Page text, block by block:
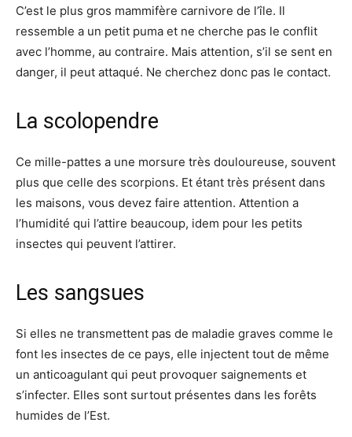
C’est le plus gros mammifère carnivore de l’île. Il
ressemble a un petit puma et ne cherche pas le conflit
avec l’homme, au contraire. Mais attention, s’il se sent en
danger, il peut attaqué. Ne cherchez donc pas le contact.
La scolopendre
Ce mille-pattes a une morsure très douloureuse, souvent
plus que celle des scorpions. Et étant très présent dans
les maisons, vous devez faire attention. Attention a
l’humidité qui l’attire beaucoup, idem pour les petits
insectes qui peuvent l’attirer.
Les sangsues
Si elles ne transmettent pas de maladie graves comme le
font les insectes de ce pays, elle injectent tout de même
un anticoagulant qui peut provoquer saignements et
s’infecter. Elles sont surtout présentes dans les forêts
humides de l’Est.